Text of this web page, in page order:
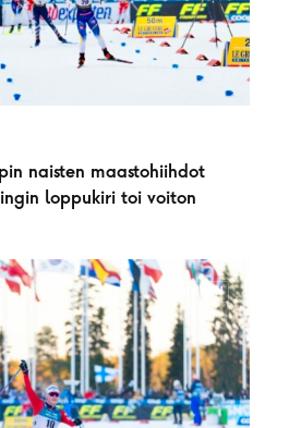
naisten maastohiihdot
loppukiri toi voiton
UUTINEN